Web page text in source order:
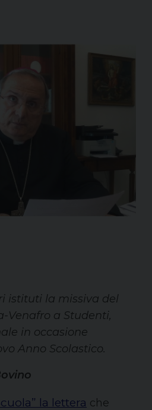
istituti la missiva del
Venafro a Studenti,
in occasione
Anno Scolastico.
la lettera che